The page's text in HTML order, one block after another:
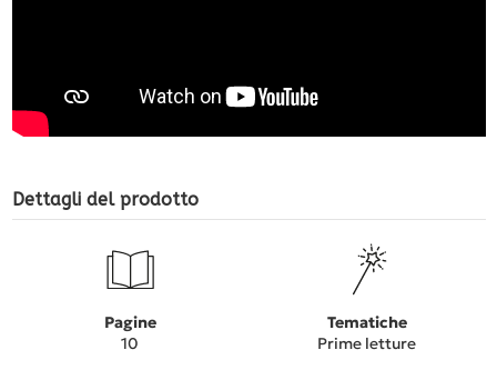
Dettagli del prodotto
Pagine
10
Tematiche
Prime letture